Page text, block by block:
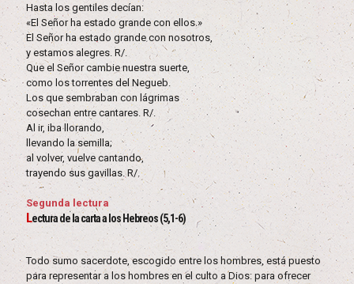
Hasta los gentiles decían:
«El Señor ha estado grande con ellos.»
El Señor ha estado grande con nosotros,
y estamos alegres. R/.
Que el Señor cambie nuestra suerte,
como los torrentes del Negueb.
Los que sembraban con lágrimas
cosechan entre cantares. R/.
Al ir, iba llorando,
llevando la semilla;
al volver, vuelve cantando,
trayendo sus gavillas. R/.
Segunda lectura
Lectura de la carta a los Hebreos (5,1-6)
Todo sumo sacerdote, escogido entre los hombres, está puesto
para representar a los hombres en el culto a Dios: para ofrecer